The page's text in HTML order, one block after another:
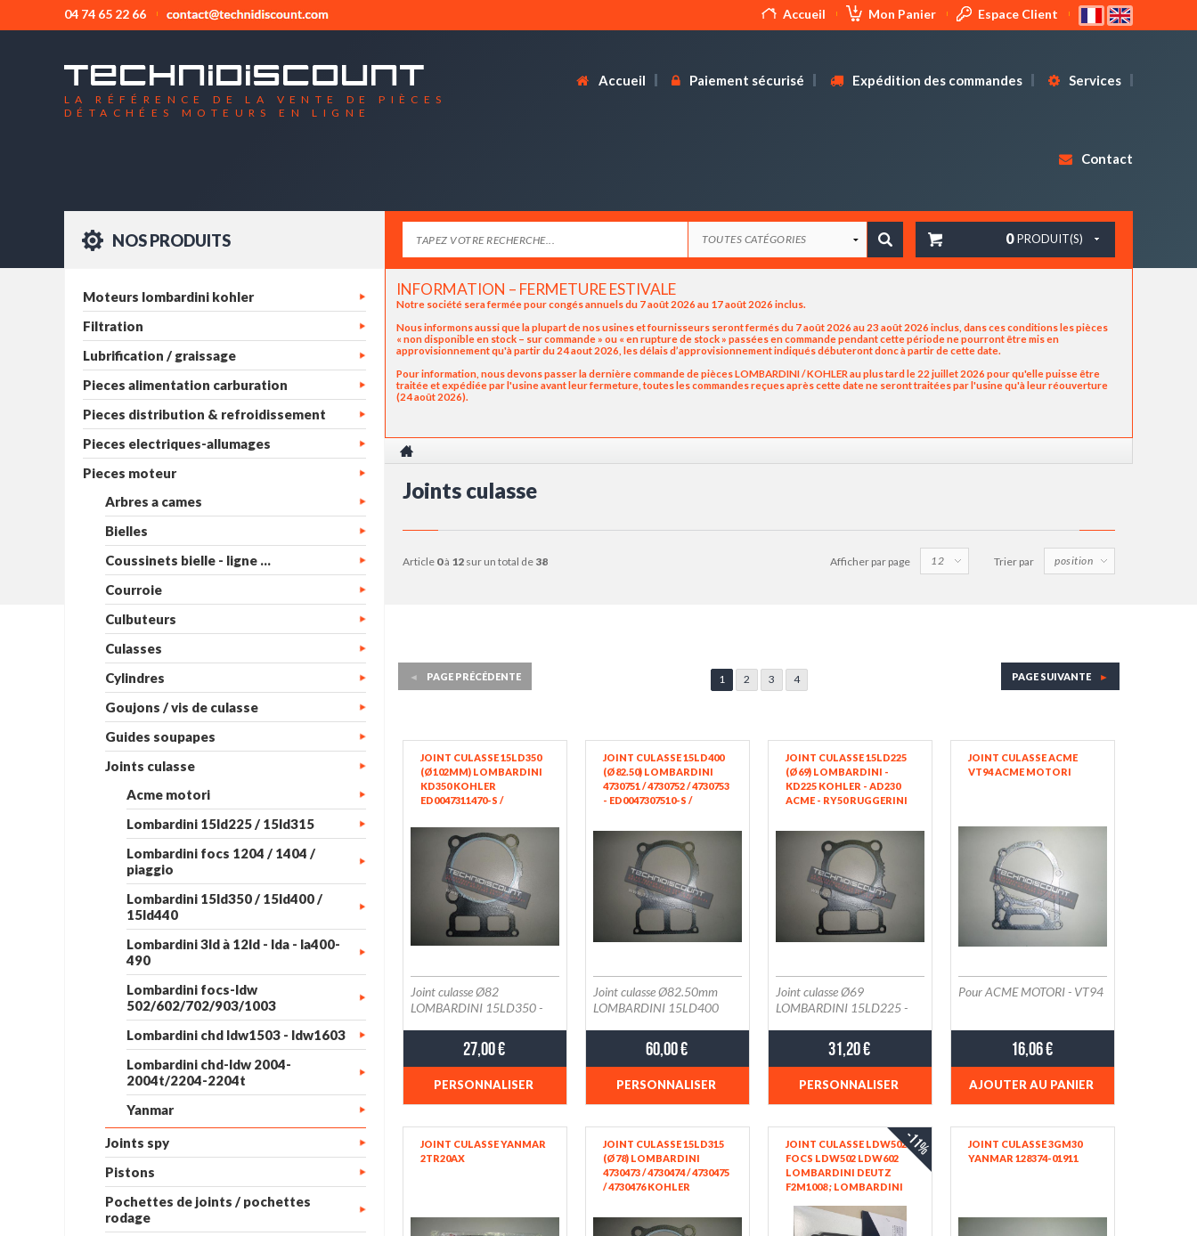
04 74 65 22 66 Accueil Mon Panier Espace Client
LA RÉFÉRENCE DE LA VENTE DE PIÈCES
DÉTACHÉES MOTEURS EN LIGNE
Accueil Paiement sécurisé Expédition des commandes Services
Contact
NOS PRODUITS 0 PRODUIT(S)
Moteurs lombardini kohler
Filtration
Lubrification / graissage
Pieces alimentation carburation
Pieces distribution & refroidissement
Pieces electriques-allumages
Pieces moteur
Arbres a cames
Bielles
Coussinets bielle - ligne ...
Courroie
Culbuteurs
Culasses
Cylindres
Goujons / vis de culasse
Guides soupapes
Joints culasse
Acme motori
Lombardini 15ld225 / 15ld315
Lombardini focs 1204 / 1404 /
piaggio
Lombardini 15ld350 / 15ld400 /
15ld440
Lombardini 3ld à 12ld - lda - la400-
490
Lombardini focs-ldw
502/602/702/903/1003
Lombardini chd ldw1503 - ldw1603
Lombardini chd-ldw 2004-
2004t/2204-2204t
Yanmar
Joints spy
Pistons
Pochettes de joints / pochettes
rodage
INFORMATION – FERMETURE ESTIVALE
Notre société sera fermée pour congés annuels du 7 août 2026 au 17 août 2026 inclus.
Nous informons aussi que la plupart de nos usines et fournisseurs seront fermés du 7 août 2026 au 23 août 2026 inclus, dans ces conditions les pièces
« non disponible en stock – sur commande » ou « en rupture de stock » passées en commande pendant cette période ne pourront être mis en
approvisionnement qu'à partir du 24 aout 2026, les délais d’approvisionnement indiqués débuteront donc à partir de cette date.
Pour information, nous devons passer la dernière commande de pièces LOMBARDINI / KOHLER au plus tard le 22 juillet 2026 pour qu'elle puisse être
traitée et expédiée par l'usine avant leur fermeture, toutes les commandes reçues après cette date ne seront traitées par l'usine qu'à leur réouverture
(24 août 2026).
Joints culasse
article 0à 12 sur un total de 38 Afficher par page Trier par
◄ PAGE PRÉCÉDENTE 1 2 3 4 PAGE SUIVANTE ►
JOINT CULASSE 15LD350
(Ø102MM) LOMBARDINI
KD350 KOHLER
ED0047311470-S /
ED0047305510-S /
ED0047307360-S /
ED0047305520-S /
ED0047307370-S /
ED0047305530-S /
ED0047311490-S
Joint culasse Ø82
LOMBARDINI 15LD350 -
27,00 €
PERSONNALISER
JOINT CULASSE 15LD400
(Ø82.50) LOMBARDINI
4730751 / 4730752 / 4730753
- ED0047307510-S /
ED0047307530-S
RUGGERINI RY103 JOINT
CULASSE
Joint culasse Ø82.50mm
LOMBARDINI 15LD400
60,00 €
PERSONNALISER
JOINT CULASSE 15LD225
(Ø69) LOMBARDINI -
KD225 KOHLER - AD230
ACME - RY50 RUGGERINI
ED0047306080-S
ED0047306090-S
Joint culasse Ø69
LOMBARDINI 15LD225 -
Motori AD230
31,20 €
PERSONNALISER
JOINT CULASSE ACME
VT94 ACME MOTORI
Pour ACME MOTORI - VT94
16,06 €
AJOUTER AU PANIER
JOINT CULASSE YANMAR
2TR20AX
JOINT CULASSE 15LD315
(Ø78) LOMBARDINI
4730473 / 4730474 / 4730475
/ 4730476 KOHLER
ED0047304740-S /
ED0047304750-S /
JOINT CULASSE LDW502
FOCS LDW502 LDW602
LOMBARDINI DEUTZ
F2M1008 ; LOMBARDINI
ED0047308770-S
ED0047310570-S ; 4731058
-11%
JOINT CULASSE 3GM30
YANMAR 128374-01911